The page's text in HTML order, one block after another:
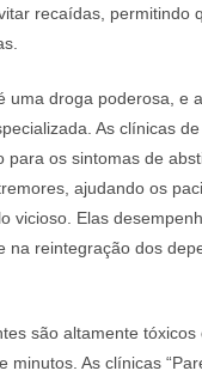
recaídas, permitindo
uma droga poderosa, e
As clínicas
para os sintomas de
ajudando os
vicioso. Elas
na reintegração dos
são altamente tóxicos
minutos. As clínicas